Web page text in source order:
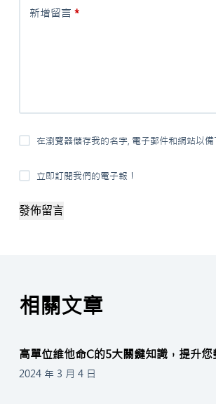
新增留言 *
在瀏覽器儲存我的名字, 電子郵件和網站以
立即訂閱我們的電子報！
發佈留言
相關文章
高單位維他命C的5大關鍵知識，提升
2024 年 3 月 4 日